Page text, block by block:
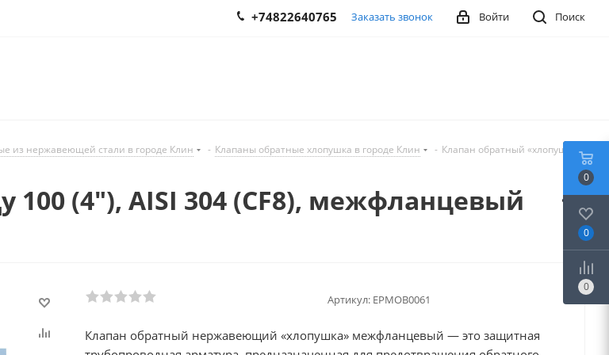
Поиск
Войти
+74822640765 Заказать звонок
из нержавеющей стали в городе Клин - Клапаны обратные хлопушка в городе Клин - Клапан обратный «хлопушка»
(4"), AISI 304 (CF8), межфланцевый
Артикул: EPMOB0061
Клапан обратный нержавеющий «хлопушка» межфланцевый — это защитная
0
0
0